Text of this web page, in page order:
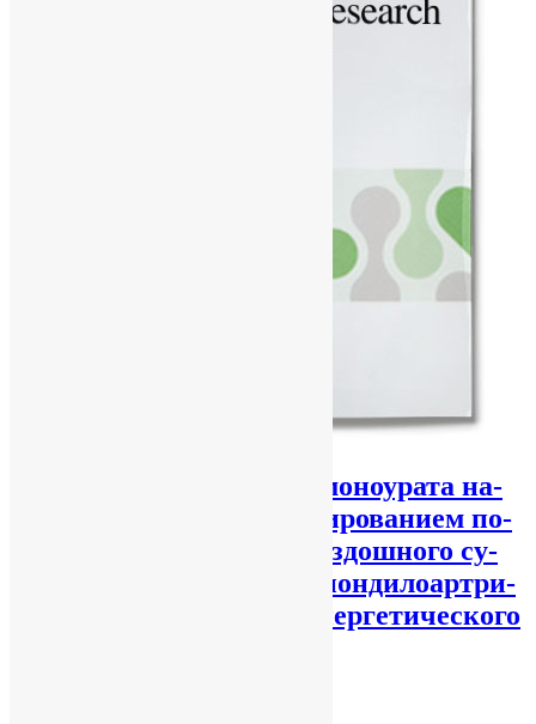
От­ло­же­ние кри­стал­лов мо­но­ура­та на­
трия свя­за­но с про­грес­си­ро­ва­ни­ем по­
ра­же­ния крест­цо­во-под­вздош­но­го су­
ста­ва при ак­си­аль­ном спон­ди­ло­арт­ри­
те по ре­зуль­та­там двух­энер­ге­ти­че­ско­го